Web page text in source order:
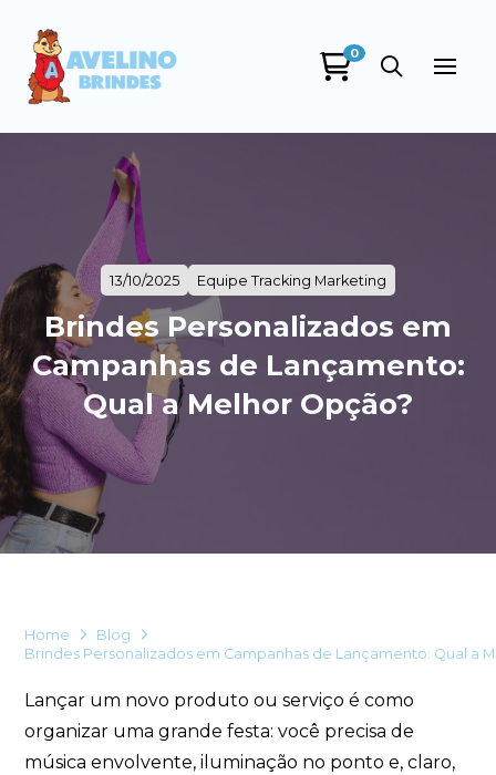
0
13/10/2025 Equipe Tracking Marketing
Brindes Personalizados em
Campanhas de Lançamento:
Qual a Melhor Opção?
Home
Blog
Brindes Personalizados em Campanhas de Lançamento: Qual a
Lançar um novo produto ou serviço é como
organizar uma grande festa: você precisa de
música envolvente, iluminação no ponto e, claro,